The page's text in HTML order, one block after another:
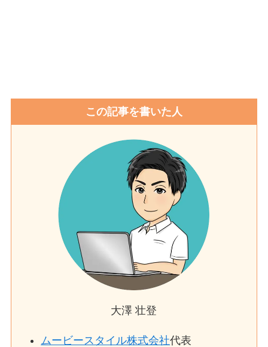
この記事を書いた人
大澤 壮登
ムービースタイル株式会社代表